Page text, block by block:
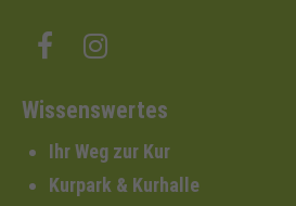
Wissenswertes
Ihr Weg zur Kur
Kurpark & Kurhalle